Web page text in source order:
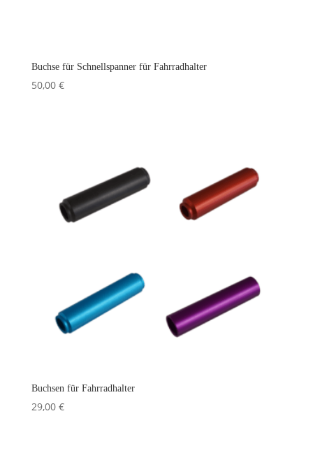
Buchse für Schnellspanner für Fahrradhalter
50,00 €
Buchsen für Fahrradhalter
29,00 €